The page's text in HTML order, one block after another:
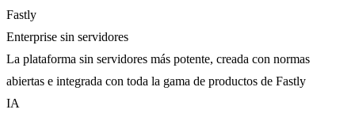
Fastly
Enterprise sin servidores
La plataforma sin servidores más potente, creada con normas
abiertas e integrada con toda la gama de productos de Fastly
IA